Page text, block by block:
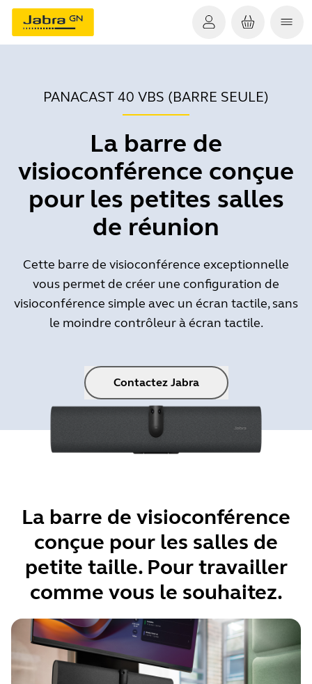
PANACAST 40 VBS (BARRE SEULE)
La barre de
visioconférence conçue
pour les petites salles
de réunion
Cette barre de visioconférence exceptionnelle
vous permet de créer une configuration de
visioconférence simple avec un écran tactile, sans
le moindre contrôleur à écran tactile.
Contactez Jabra
La barre de visioconférence
conçue pour les salles de
petite taille. Pour travailler
comme vous le souhaitez.